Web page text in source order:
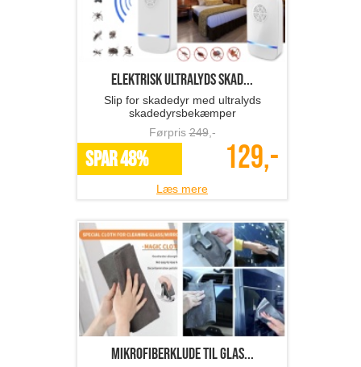
Elektrisk ultralyds skad...
Slip for skadedyr med ultralyds
skadedyrsbekæmper
Førpris249,-
SPAR 48% 129,-
Læs mere
Mikrofiberklude til glas...